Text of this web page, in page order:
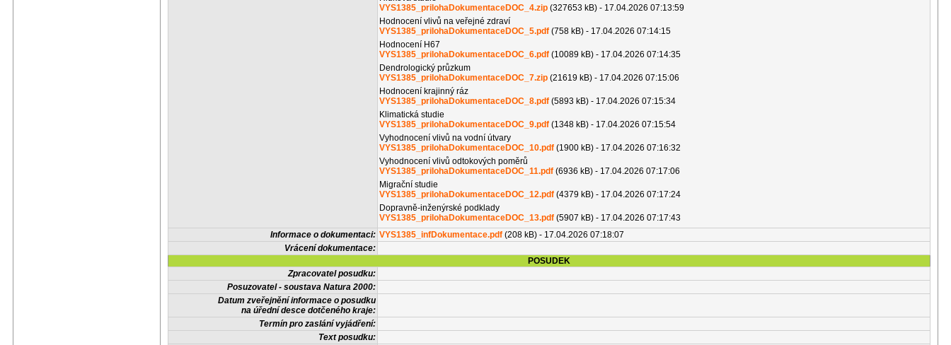
VYS1385_prilohaDokumentaceDOC_4.zip (327653 kB) - 17.04.2026 07:13:59
Hodnocení vlivů na veřejné zdraví
VYS1385_prilohaDokumentaceDOC_5.pdf (758 kB) - 17.04.2026 07:14:15
Hodnocení H67
VYS1385_prilohaDokumentaceDOC_6.pdf (10089 kB) - 17.04.2026 07:14:35
Dendrologický průzkum
VYS1385_prilohaDokumentaceDOC_7.zip (21619 kB) - 17.04.2026 07:15:06
Hodnocení krajinný ráz
VYS1385_prilohaDokumentaceDOC_8.pdf (5893 kB) - 17.04.2026 07:15:34
Klimatická studie
VYS1385_prilohaDokumentaceDOC_9.pdf (1348 kB) - 17.04.2026 07:15:54
Vyhodnocení vlivů na vodní útvary
VYS1385_prilohaDokumentaceDOC_10.pdf (1900 kB) - 17.04.2026 07:16:32
Vyhodnocení vlivů odtokových poměrů
VYS1385_prilohaDokumentaceDOC_11.pdf (6936 kB) - 17.04.2026 07:17:06
Migrační studie
VYS1385_prilohaDokumentaceDOC_12.pdf (4379 kB) - 17.04.2026 07:17:24
Dopravně-inženýrské podklady
VYS1385_prilohaDokumentaceDOC_13.pdf (5907 kB) - 17.04.2026 07:17:43
Informace o dokumentaci: VYS1385_infDokumentace.pdf (208 kB) - 17.04.2026 07:18:07
Vrácení dokumentace:
POSUDEK
Zpracovatel posudku:
Posuzovatel - soustava Natura 2000:
Datum zveřejnění informace o posudku
na úřední desce dotčeného kraje:
Termín pro zaslání vyjádření:
Text posudku: